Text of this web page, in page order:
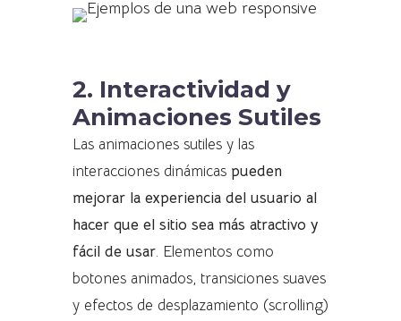
2. Interactividad y
Animaciones Sutiles
Las animaciones sutiles y las
interacciones dinámicas pueden
mejorar la experiencia del usuario al
hacer que el sitio sea más atractivo y
fácil de usar. Elementos como
botones animados, transiciones suaves
y efectos de desplazamiento (scrolling)